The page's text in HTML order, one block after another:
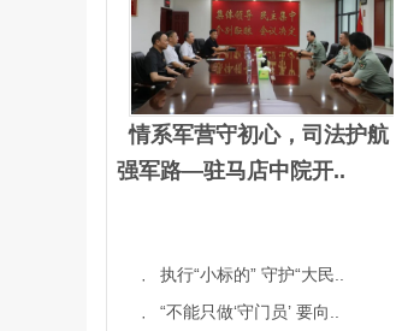
情系军营守初心，司法护航
强军路—驻马店中院开..
· 执行“小标的” 守护“大民..
· “不能只做‘守门员’ 要向..